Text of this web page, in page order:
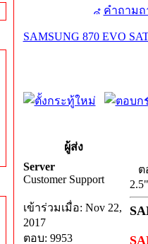
คำถาม
SAMSUNG 870 EVO
ผู้ส่ง
Server
Customer Support
เข้าร่วมเมื่อ: Nov 22,
2017
ตอบ: 9953
ต